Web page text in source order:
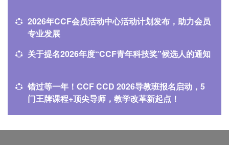
2026年CCF会员活动中心活动计划发布，助力会员
专业发展
关于提名2026年度“CCF青年科技奖”候选人的通知
错过等一年！CCF CCD 2026导教班报名启动，5
门王牌课程+顶尖导师，教学改革新起点！